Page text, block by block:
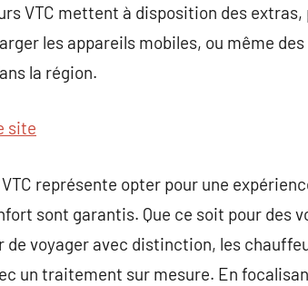
VTC mettent à disposition des extras,
les appareils mobiles, ou même
la région.
site
représente opter pour une
sont garantis. Que ce soit pour des
voyager avec distinction, les
un traitement sur mesure. En